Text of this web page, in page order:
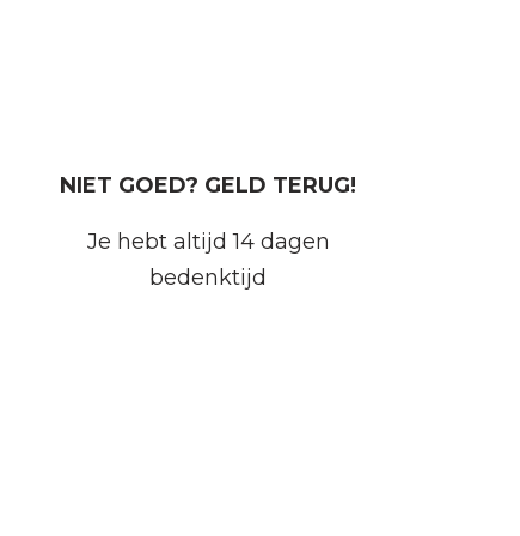
NIET GOED? GELD TERUG!
Je hebt altijd 14 dagen
bedenktijd